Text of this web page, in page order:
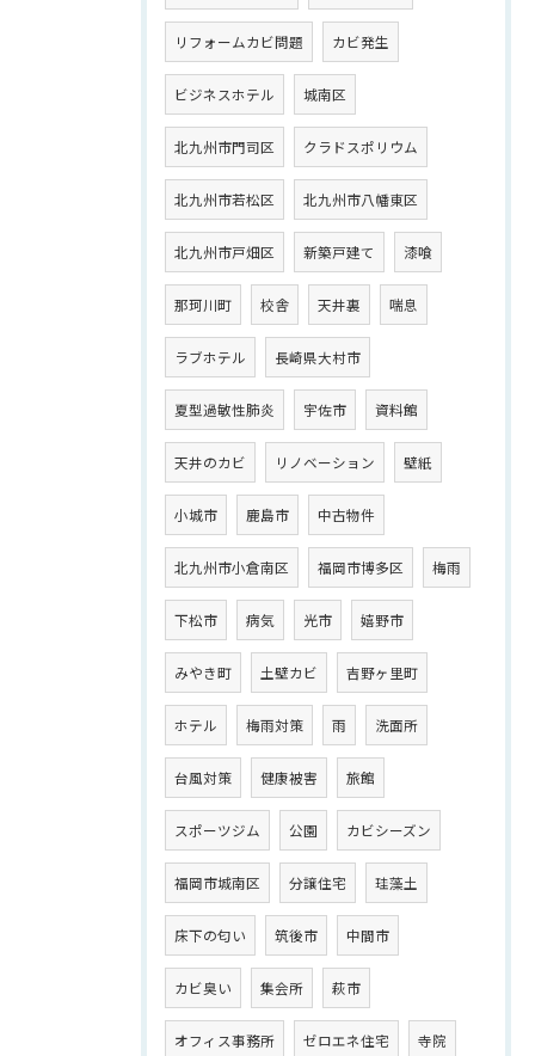
リフォームカビ問題 カビ発生
ビジネスホテル 城南区
北九州市門司区 クラドスポリウム
北九州市若松区 北九州市八幡東区
北九州市戸畑区 新築戸建て 漆喰
那珂川町 校舎 天井裏 喘息
ラブホテル 長崎県大村市
夏型過敏性肺炎 宇佐市 資料館
天井のカビ リノベーション 壁紙
小城市 鹿島市 中古物件
北九州市小倉南区 福岡市博多区 梅雨
下松市 病気 光市 嬉野市
みやき町 土壁カビ 吉野ヶ里町
ホテル 梅雨対策 雨 洗面所
台風対策 健康被害 旅館
スポーツジム 公園 カビシーズン
福岡市城南区 分譲住宅 珪藻土
床下の匂い 筑後市 中間市
カビ臭い 集会所 萩市
オフィス事務所 ゼロエネ住宅 寺院